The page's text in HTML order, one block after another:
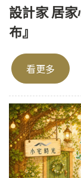
設計家 居
布』
看更多